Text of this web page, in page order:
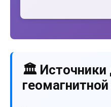
🏛️ Источники